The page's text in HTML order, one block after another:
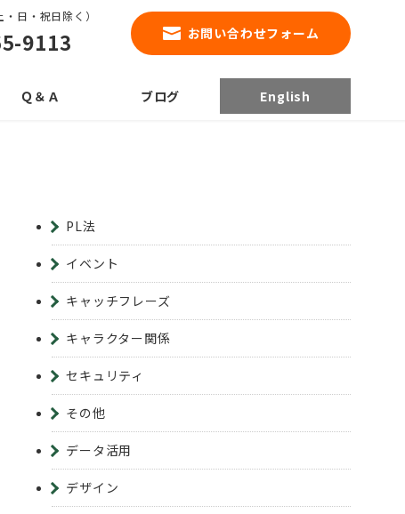
9113
日・祝日除く）
お問い合わせフォーム
Ｑ＆Ａ ブログ English
PL法
イベント
キャッチフレーズ
キャラクター関係
セキュリティ
その他
データ活用
デザイン